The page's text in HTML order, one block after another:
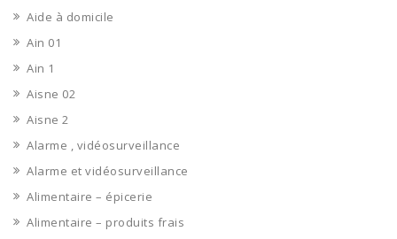
Aide à domicile
Ain 01
Ain 1
Aisne 02
Aisne 2
Alarme , vidéosurveillance
Alarme et vidéosurveillance
Alimentaire – épicerie
Alimentaire – produits frais